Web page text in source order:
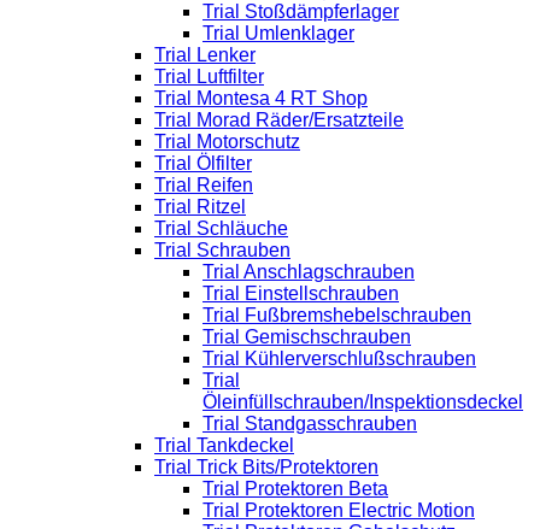
Trial Stoßdämpferlager
Trial Umlenklager
Trial Lenker
Trial Luftfilter
Trial Montesa 4 RT Shop
Trial Morad Räder/Ersatzteile
Trial Motorschutz
Trial Ölfilter
Trial Reifen
Trial Ritzel
Trial Schläuche
Trial Schrauben
Trial Anschlagschrauben
Trial Einstellschrauben
Trial Fußbremshebelschrauben
Trial Gemischschrauben
Trial Kühlerverschlußschrauben
Trial
Öleinfüllschrauben/Inspektionsdeckel
Trial Standgasschrauben
Trial Tankdeckel
Trial Trick Bits/Protektoren
Trial Protektoren Beta
Trial Protektoren Electric Motion